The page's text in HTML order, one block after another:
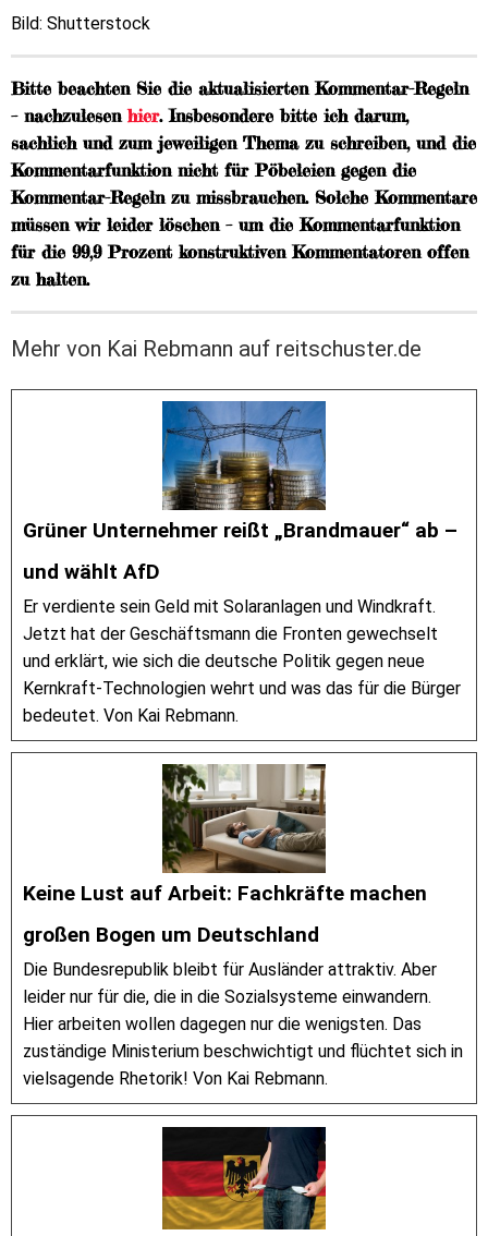
Bild: Shutterstock
Bitte beachten Sie die aktualisierten Kommentar-Regeln
– nachzulesenhier. Insbesondere bitte ich darum,
sachlich und zum jeweiligen Thema zu schreiben, und die
Kommentarfunktion nicht für Pöbeleien gegen die
Kommentar-Regeln zu missbrauchen. Solche Kommentare
müssen wir leider löschen – um die Kommentarfunktion
für die 99,9 Prozent konstruktiven Kommentatoren offen
zu halten.
Mehr von Kai Rebmann auf reitschuster.de
Grüner Unternehmer reißt „Brandmauer“ ab –
und wählt AfD
Er verdiente sein Geld mit Solaranlagen und Windkraft.
Jetzt hat der Geschäftsmann die Fronten gewechselt
und erklärt, wie sich die deutsche Politik gegen neue
Kernkraft-Technologien wehrt und was das für die Bürger
bedeutet. Von Kai Rebmann.
Keine Lust auf Arbeit: Fachkräfte machen
großen Bogen um Deutschland
Die Bundesrepublik bleibt für Ausländer attraktiv. Aber
leider nur für die, die in die Sozialsysteme einwandern.
Hier arbeiten wollen dagegen nur die wenigsten. Das
zuständige Ministerium beschwichtigt und flüchtet sich in
vielsagende Rhetorik! Von Kai Rebmann.